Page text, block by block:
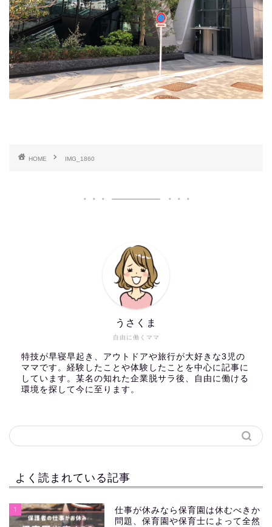
HOME IMG_1860
自由に働くママ
うさくま
特技が早寝早起き、アウトドアや旅行が大好きな3児の
ママです。経験したことや体験したことを中心に記事に
しています。某名の知れた企業脱サラ後、自由に働ける
環境を探して今に至ります。
よく読まれている記事
1
仕事が休みなら保育園は休むべきか
問題、保育園や保育士によって全然